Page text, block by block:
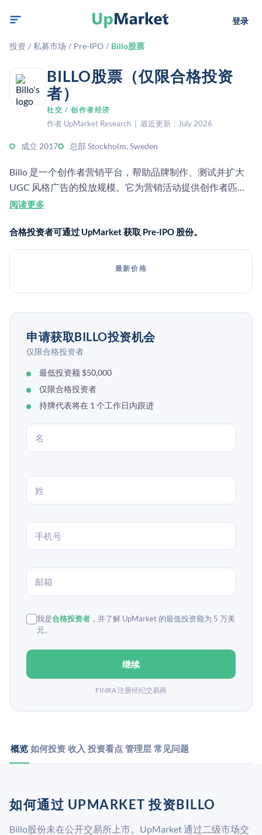
登录
投资 / 私募市场 / Pre-IPO / Billo股票
BILLO股票（仅限合格投资
者）
社交 / 创作者经济
作者 UpMarket Research | 最近更新：July 2026
成立 2017 总部 Stockholm, Sweden
Billo 是一个创作者营销平台，帮助品牌制作、测试并扩大
UGC 风格广告的投放规模。它为营销活动提供创作者匹
配、创意分析和工作流工具。
阅读更多
合格投资者可通过 UpMarket 获取 Pre-IPO 股份。
最新价格
申请获取BILLO投资机会
仅限合格投资者
最低投资额 $50,000
仅限合格投资者
持牌代表将在 1 个工作日内跟进
我是合格投资者 ，并了解 UpMarket 的最低投资额为 5 万美
元。
继续
FINRA 注册经纪交易商
概览 如何投资 收入 投资看点 管理层 常见问题
如何通过 UPMARKET 投资BILLO
Billo股份未在公开交易所上市。UpMarket 通过二级市场交